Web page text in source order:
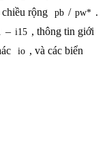
rộng pb / pw* .
– i15 , thông tin giới
io , và các biển